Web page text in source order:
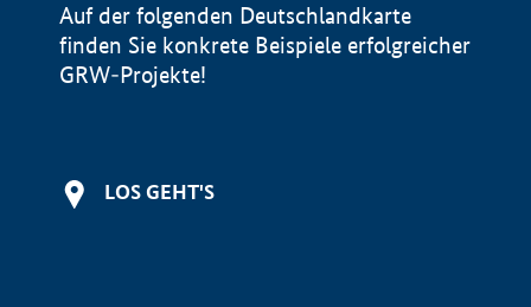
Auf der folgenden Deutschlandkarte
finden Sie konkrete Beispiele erfolgreicher
GRW-Projekte!
LOS GEHT'S